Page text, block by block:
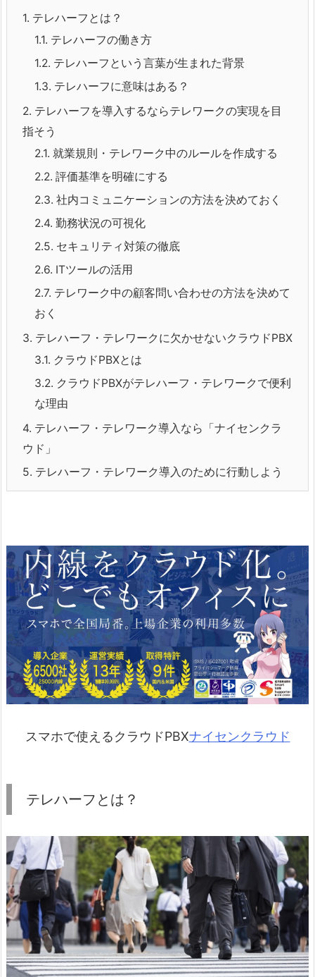
1. テレハーフとは？
1.1. テレハーフの働き方
1.2. テレハーフという言葉が生まれた背景
1.3. テレハーフに意味はある？
2. テレハーフを導入するならテレワークの実現を目
指そう
2.1. 就業規則・テレワーク中のルールを作成する
2.2. 評価基準を明確にする
2.3. 社内コミュニケーションの方法を決めておく
2.4. 勤務状況の可視化
2.5. セキュリティ対策の徹底
2.6. ITツールの活用
2.7. テレワーク中の顧客問い合わせの方法を決めて
おく
3. テレハーフ・テレワークに欠かせないクラウドPBX
3.1. クラウドPBXとは
3.2. クラウドPBXがテレハーフ・テレワークで便利
な理由
4. テレハーフ・テレワーク導入なら「ナイセンクラ
ウド」
5. テレハーフ・テレワーク導入のために行動しよう
スマホで使えるクラウドPBXナイセンクラウド
テレハーフとは？